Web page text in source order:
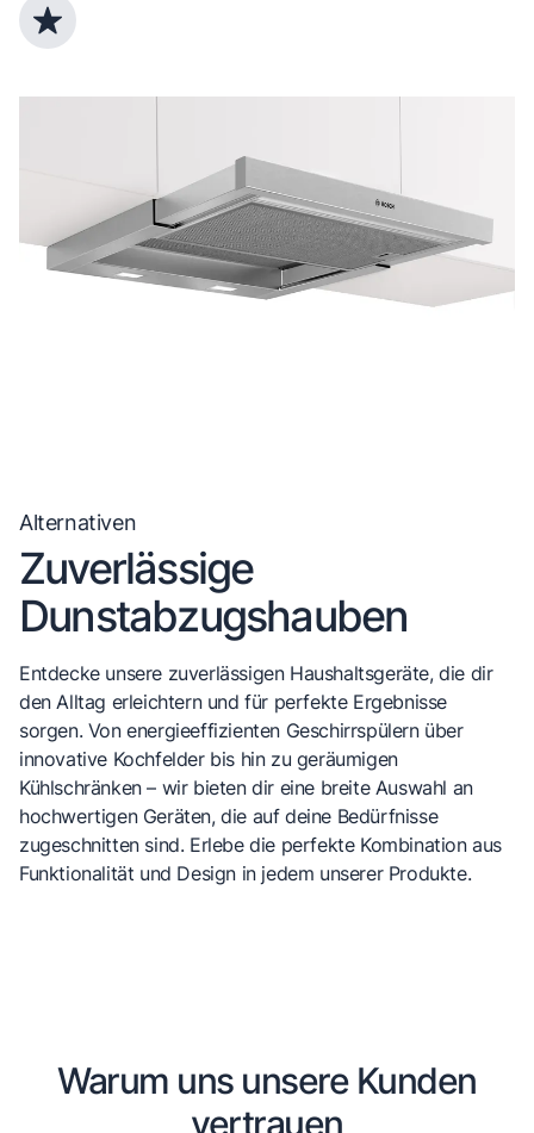
Alternativen
Zuverlässige
Dunstabzugshauben
Entdecke unsere zuverlässigen Haushaltsgeräte, die dir
den Alltag erleichtern und für perfekte Ergebnisse
sorgen. Von energieeffizienten Geschirrspülern über
innovative Kochfelder bis hin zu geräumigen
Kühlschränken – wir bieten dir eine breite Auswahl an
hochwertigen Geräten, die auf deine Bedürfnisse
zugeschnitten sind. Erlebe die perfekte Kombination aus
Funktionalität und Design in jedem unserer Produkte.
Warum uns unsere Kunden
vertrauen